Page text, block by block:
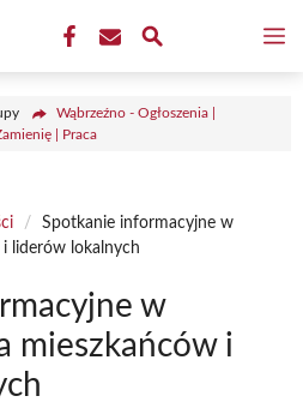
Wąbrzeźno - Ogłoszenia |
| Praca
/
Spotkanie informacyjne w
i liderów lokalnych
w
mieszkańców i